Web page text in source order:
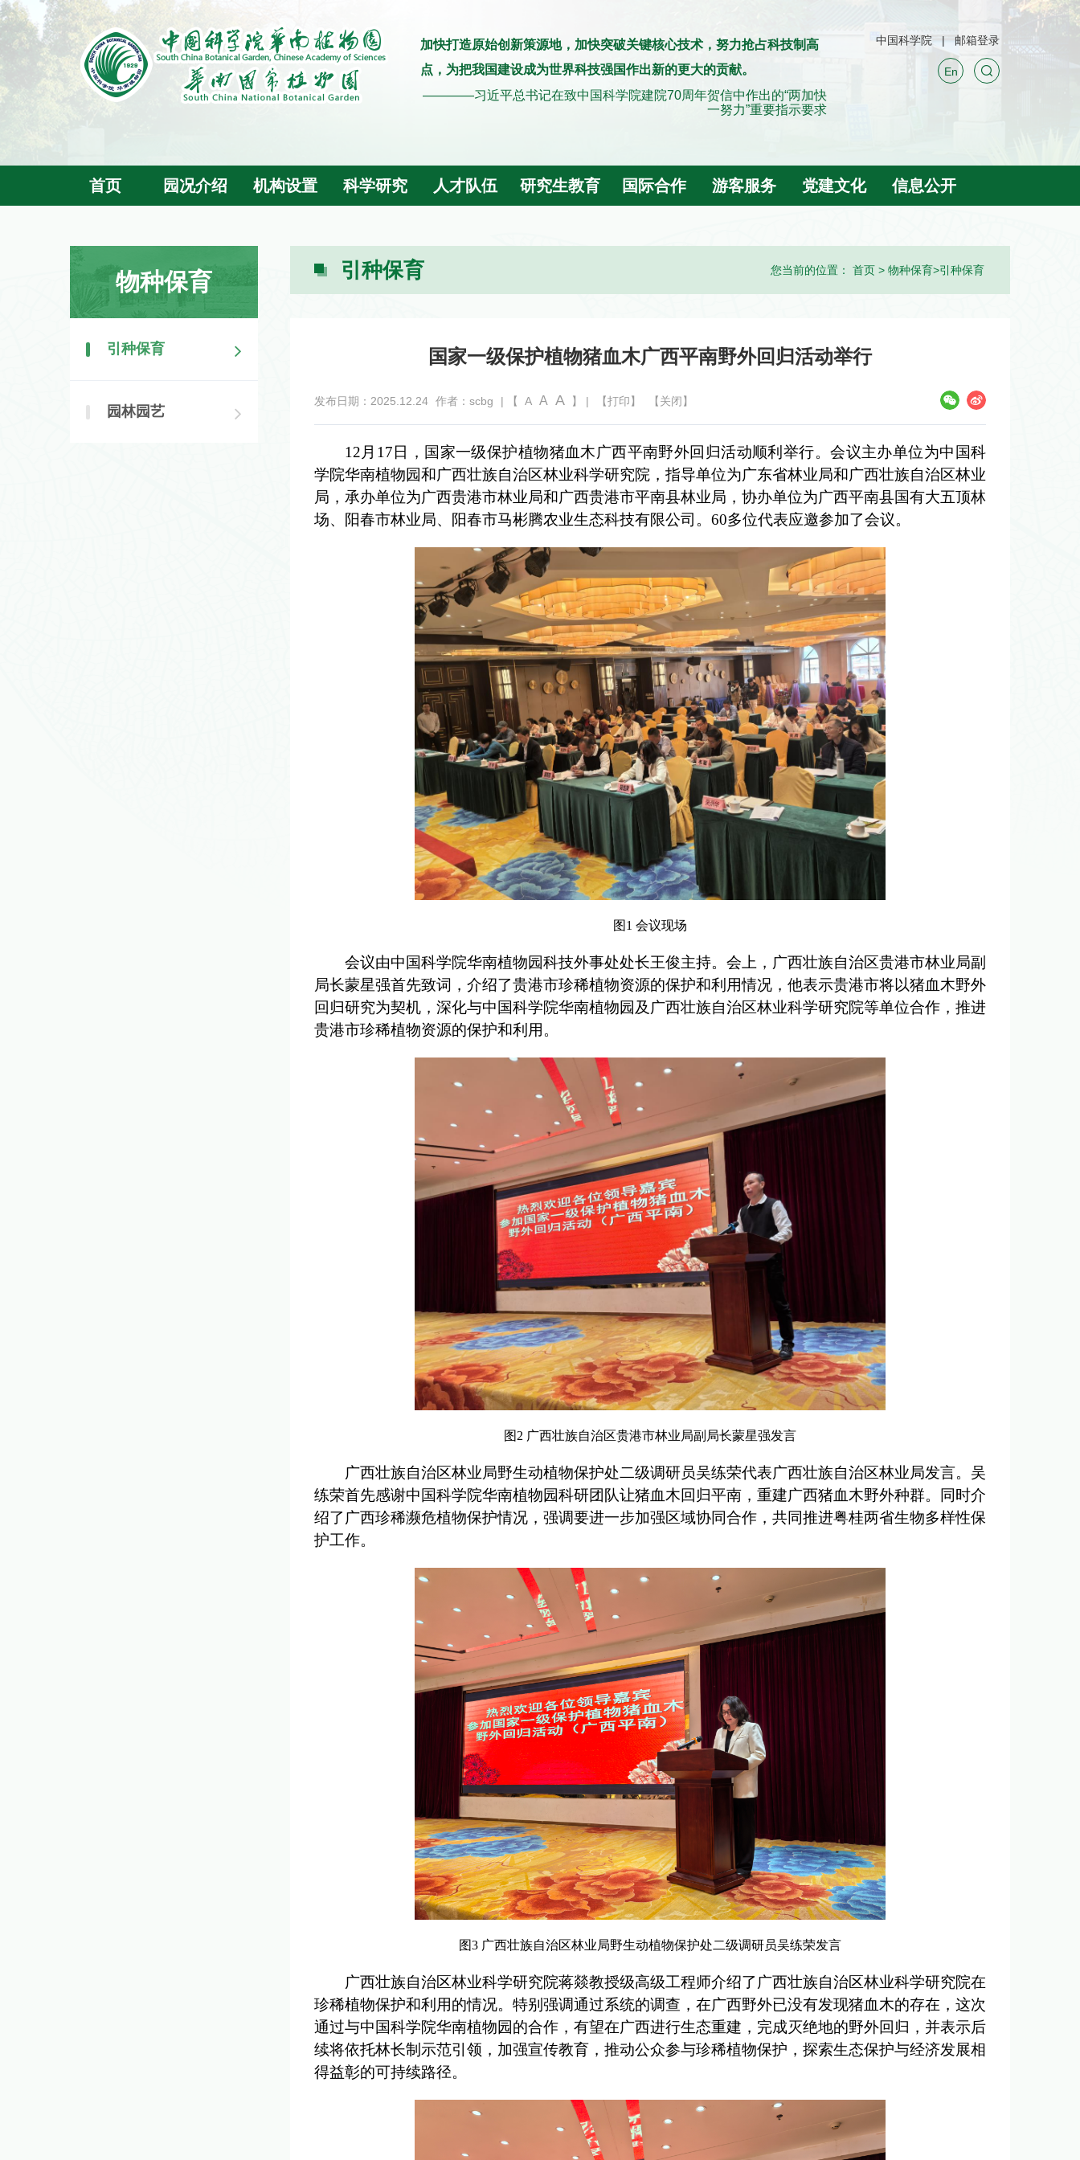
加快打造原始创新策源地，加快突破关键核心技术，努力抢占科技制高
点，为把我国建设成为世界科技强国作出新的更大的贡献。
————习近平总书记在致中国科学院建院70周年贺信中作出的“两加快
一努力”重要指示要求
中国科学院 邮箱登录
En
首页 园况介绍 机构设置 科学研究 人才队伍 研究生教育 国际合作 游客服务 党建文化 信息公开
您当前的位置： 首页 > 物种保育>引种保育
物种保育
引种保育
园林园艺
引种保育
国家一级保护植物猪血木广西平南野外回归活动举行
发布日期：2025.12.24 作者：scbg | 【 A A A 】 | 【打印】 【关闭】
12月17日，国家一级保护植物猪血木广西平南野外回归活动顺利举行。会议主办单位为中国科
学院华南植物园和广西壮族自治区林业科学研究院，指导单位为广东省林业局和广西壮族自治区林业
局，承办单位为广西贵港市林业局和广西贵港市平南县林业局，协办单位为广西平南县国有大五顶林
场、阳春市林业局、阳春市马彬腾农业生态科技有限公司。60多位代表应邀参加了会议。
图1 会议现场
会议由中国科学院华南植物园科技外事处处长王俊主持。会上，广西壮族自治区贵港市林业局副
局长蒙星强首先致词，介绍了贵港市珍稀植物资源的保护和利用情况，他表示贵港市将以猪血木野外
回归研究为契机，深化与中国科学院华南植物园及广西壮族自治区林业科学研究院等单位合作，推进
贵港市珍稀植物资源的保护和利用。
图2 广西壮族自治区贵港市林业局副局长蒙星强发言
广西壮族自治区林业局野生动植物保护处二级调研员吴练荣代表广西壮族自治区林业局发言。吴
练荣首先感谢中国科学院华南植物园科研团队让猪血木回归平南，重建广西猪血木野外种群。同时介
绍了广西珍稀濒危植物保护情况，强调要进一步加强区域协同合作，共同推进粤桂两省生物多样性保
护工作。
图3 广西壮族自治区林业局野生动植物保护处二级调研员吴练荣发言
广西壮族自治区林业科学研究院蒋燚教授级高级工程师介绍了广西壮族自治区林业科学研究院在
珍稀植物保护和利用的情况。特别强调通过系统的调查，在广西野外已没有发现猪血木的存在，这次
通过与中国科学院华南植物园的合作，有望在广西进行生态重建，完成灭绝地的野外回归，并表示后
续将依托林长制示范引领，加强宣传教育，推动公众参与珍稀植物保护，探索生态保护与经济发展相
得益彰的可持续路径。